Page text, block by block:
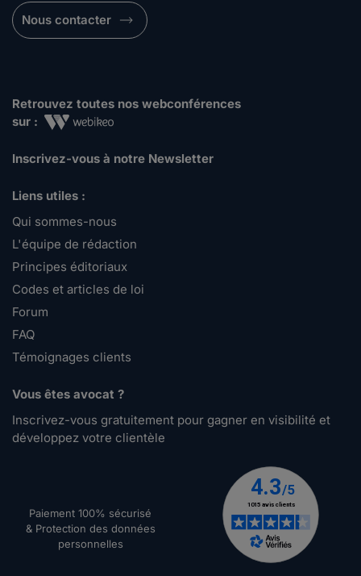
Nous contacter
Retrouvez toutes nos webconférences
sur :
Inscrivez-vous à notre Newsletter
Liens utiles :
Qui sommes-nous
L'équipe de rédaction
Principes éditoriaux
Codes et articles de loi
Forum
FAQ
Témoignages clients
Vous êtes avocat ?
Inscrivez-vous gratuitement pour gagner en visibilité et
développez votre clientèle
Paiement 100% sécurisé
& Protection des données
personnelles